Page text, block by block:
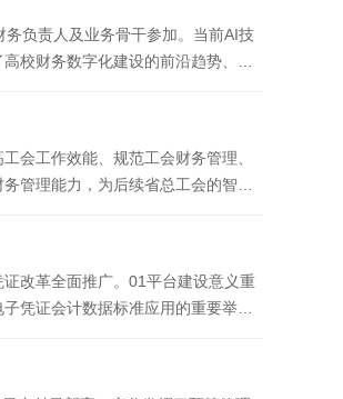
务负责人及业务骨干参加。当前AI技
校财务数字化建设的前沿趋势、实
会工作效能、规范工会财务管理、
管理能力，为后续省总工会的智慧
改革全面推广。01平台建设意义重
凭证会计数据标准应用的重要举